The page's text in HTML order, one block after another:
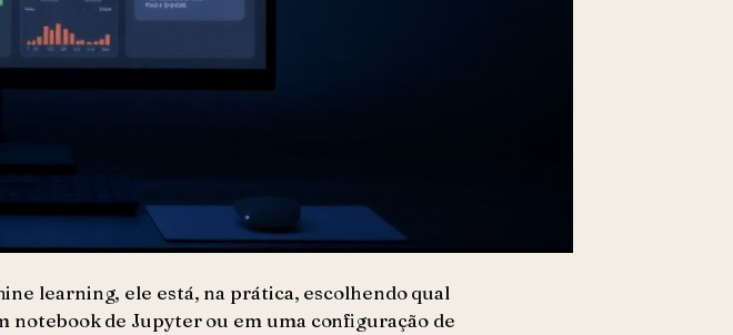
learning, ele está, na prática, escolhendo qual
notebook de Jupyter ou em uma configuração de